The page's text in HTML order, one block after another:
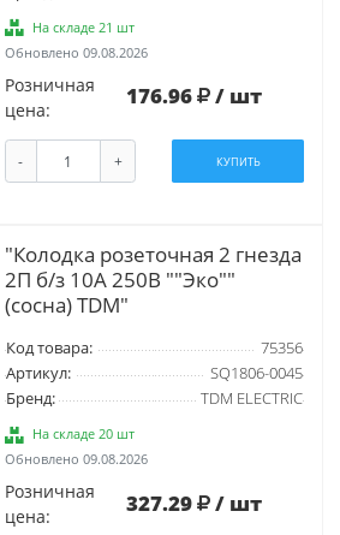
На складе 21 шт
Обновлено 09.08.2026
Розничная
цена:
176.96 / шт
- + КУПИТЬ
"Колодка розеточная 2 гнезда
2П б/з 10А 250В ""Эко""
(сосна) TDM"
Код товара:
75356
Артикул:
SQ1806-0045
Бренд:
TDM ELECTRIC
На складе 20 шт
Обновлено 09.08.2026
Розничная
цена:
327.29 / шт